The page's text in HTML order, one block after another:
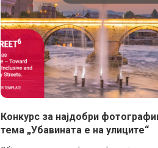
Конкурс за најдобри
тема „Убавината е на улиците“